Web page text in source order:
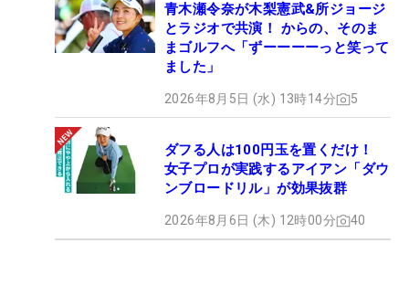
青木瀬令奈が木梨憲武&所ジョージ
とラジオで共演！ からの、そのま
まゴルフへ「ずーーーーっと笑って
ました」
2026年8月5日 (水) 13時14分 5
ダフる人は100円玉を置くだけ！
女子プロが実践するアイアン「ダウ
ンブロードリル」が効果抜群
2026年8月6日 (木) 12時00分 40